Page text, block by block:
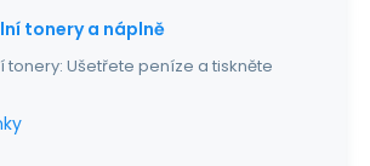
tonery a náplně
tonery: Ušetřete peníze a tiskněte